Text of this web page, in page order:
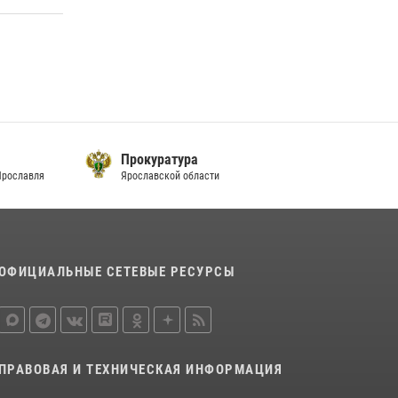
Прокуратура
Ярославской области
СЕТЕВЫЕ РЕСУРСЫ
ПРАВОВАЯ И ТЕХНИЧЕСКАЯ ИНФОРМАЦИЯ